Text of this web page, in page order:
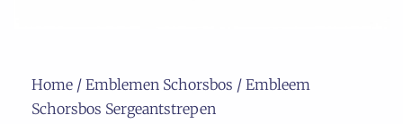
Home / Emblemen Schorsbos / Embleem
Schorsbos Sergeantstrepen